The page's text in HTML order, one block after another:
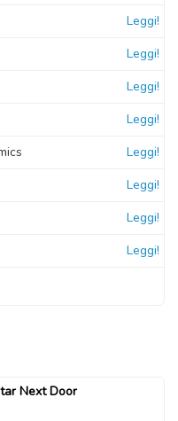
Leggi!
Leggi!
Leggi!
Leggi!
Leggi!
Leggi!
Leggi!
Leggi!
Next Door